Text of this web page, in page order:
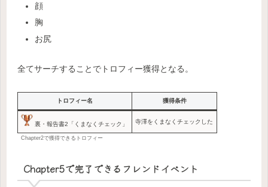
顔
胸
お尻
全てサーチすることでトロフィー獲得となる。
トロフィー名 獲得条件
裏・報告書2「くまなくチェック」 寺澤をくまなくチェックした
Chapter2で獲得できるトロフィー
Chapter5で完了できるフレンドイベント